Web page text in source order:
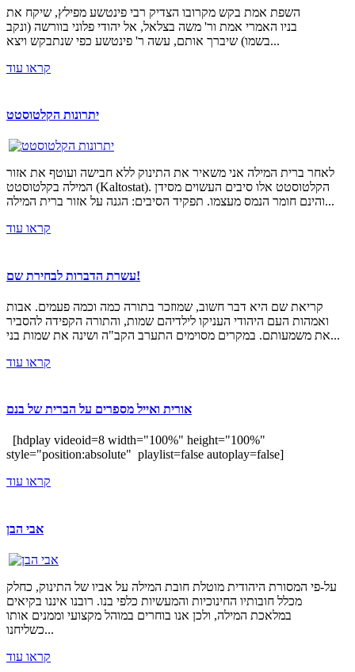
השפת אמת בקש מקרובו הצדיק רבי פינטשע מפילץ, שיקח את
בניו האמרי אמת ור' משה בצלאל, אל יהודי פלוני בוורשה (ונקב
בשמו) שיברך אותם, עשה ר' פינטשע כפי שנתבקש ויצא...
קראו עוד
יתרונות הקלטוסטט
לאחר ברית המילה אני משאיר את התינוק ללא חבישה ועוטף את אזור
המילה בקלטוסטט (Kaltostat). הקלטוסטט אלו סיבים העשוים מסידן
והינם חומר הנמס מעצמו. תפקיד הסיבים: הגנה על אזור ברית המילה...
קראו עוד
עשרת הדברות לבחירת שם!
קריאת שם היא דבר חשוב, שמוזכר בתורה כמה וכמה פעמים. אבות
ואמהות העם היהודי העניקו לילדיהם שמות, והתורה הקפידה להסביר
את משמעותם. במקרים מסוימים התערב הקב"ה ושינה את שמות בני...
קראו עוד
אורית ואייל מספרים על הברית של בנם
[hdplay videoid=8 width="100%" height="100%"
style="position:absolute" playlist=false autoplay=false]
קראו עוד
אבי הבן
על-פי המסורת היהודית מוטלת חובת המילה על אביו של התינוק, כחלק
מכלל חובותיו החינוכיות והמעשיות כלפי בנו. רובנו איננו בקיאים
במלאכת המילה, ולכן אנו בוחרים במוהל מקצועי וממנים אותו
כשליחנו...
קראו עוד